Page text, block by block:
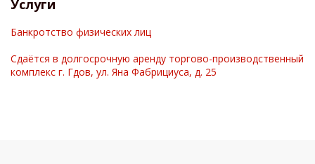
Услуги
Банкротство физических лиц
Cдаётся в долгосрочную аренду торгово-производственный
комплекс г. Гдов, ул. Яна Фабрициуса, д. 25